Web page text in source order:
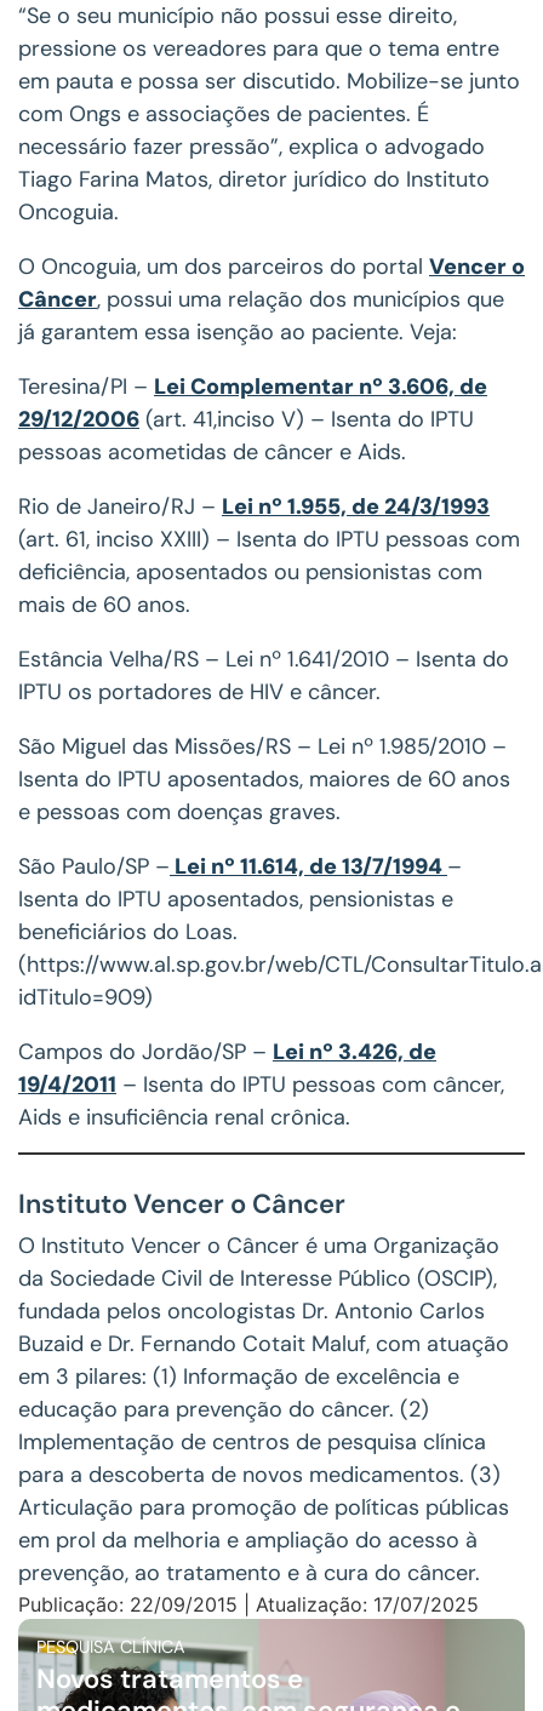
“Se o seu município não possui esse direito,
pressione os vereadores para que o tema entre
em pauta e possa ser discutido. Mobilize-se junto
com Ongs e associações de pacientes. É
necessário fazer pressão”, explica o advogado
Tiago Farina Matos, diretor jurídico do Instituto
Oncoguia.
O Oncoguia, um dos parceiros do portal Vencer o
Câncer, possui uma relação dos municípios que
já garantem essa isenção ao paciente. Veja:
Teresina/PI – Lei Complementar nº 3.606, de
29/12/2006 (art. 41,inciso V) – Isenta do IPTU
pessoas acometidas de câncer e Aids.
Rio de Janeiro/RJ – Lei nº 1.955, de 24/3/1993
(art. 61, inciso XXIII) – Isenta do IPTU pessoas com
deficiência, aposentados ou pensionistas com
mais de 60 anos.
Estância Velha/RS – Lei nº 1.641/2010 – Isenta do
IPTU os portadores de HIV e câncer.
São Miguel das Missões/RS – Lei nº 1.985/2010 –
Isenta do IPTU aposentados, maiores de 60 anos
e pessoas com doenças graves.
São Paulo/SP – Lei nº 11.614, de 13/7/1994 –
Isenta do IPTU aposentados, pensionistas e
beneficiários do Loas.
(https://www.al.sp.gov.br/web/CTL/
idTitulo=909)
Campos do Jordão/SP – Lei nº 3.426, de
19/4/2011 – Isenta do IPTU pessoas com câncer,
Aids e insuficiência renal crônica.
Instituto Vencer o Câncer
O Instituto Vencer o Câncer é uma Organização
da Sociedade Civil de Interesse Público (OSCIP),
fundada pelos oncologistas Dr. Antonio Carlos
Buzaid e Dr. Fernando Cotait Maluf, com atuação
em 3 pilares: (1) Informação de excelência e
educação para prevenção do câncer. (2)
Implementação de centros de pesquisa clínica
para a descoberta de novos medicamentos. (3)
Articulação para promoção de políticas públicas
em prol da melhoria e ampliação do acesso à
prevenção, ao tratamento e à cura do câncer.
Publicação: 22/09/2015 | Atualização: 17/07/2025
PESQUISA CLÍNICA
Novos tratamentos e